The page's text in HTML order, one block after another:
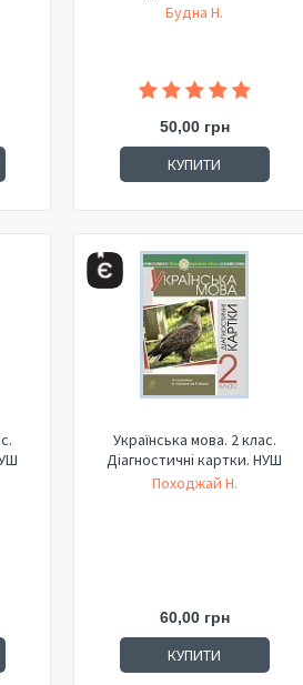
Будна Н.
50,00 грн
КУПИТИ
Українська мова. 2 клас.
Діагностичні картки. НУШ
Походжай Н.
60,00 грн
КУПИТИ